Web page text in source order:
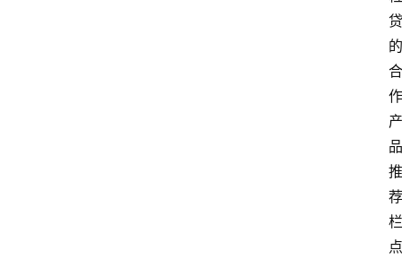
贷
的
合
作
产
品
推
荐
栏
点